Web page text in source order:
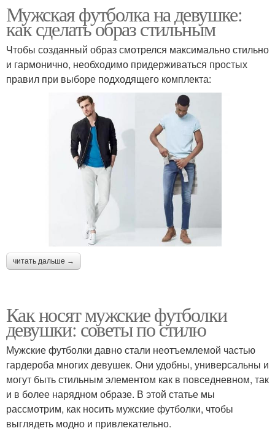
Мужская футболка на девушке:
как сделать образ стильным
Чтобы созданный образ смотрелся максимально стильно
и гармонично, необходимо придерживаться простых
правил при выборе подходящего комплекта:
читать дальше →
Как носят мужские футболки
девушки: советы по стилю
Мужские футболки давно стали неотъемлемой частью
гардероба многих девушек. Они удобны, универсальны и
могут быть стильным элементом как в повседневном, так
и в более нарядном образе. В этой статье мы
рассмотрим, как носить мужские футболки, чтобы
выглядеть модно и привлекательно.